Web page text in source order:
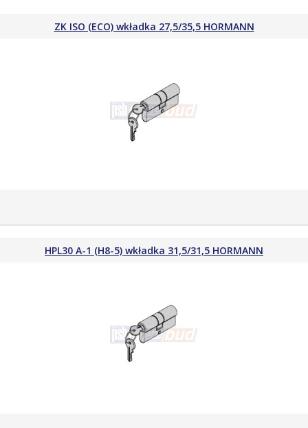
ZK ISO (ECO) wkładka 27,5/35,5 HORMANN
HPL30 A-1 (H8-5) wkładka 31,5/31,5 HORMANN